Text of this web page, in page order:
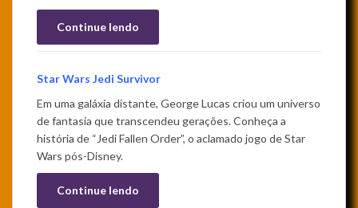
Continue lendo
Star Wars Jedi Survivor
Em uma galáxia distante, George Lucas criou um universo
de fantasia que transcendeu gerações. Conheça a
história de “Jedi Fallen Order”, o aclamado jogo de Star
Wars pós-Disney.
Continue lendo